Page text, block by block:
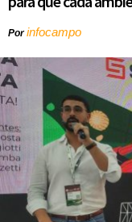
Porinfocampo